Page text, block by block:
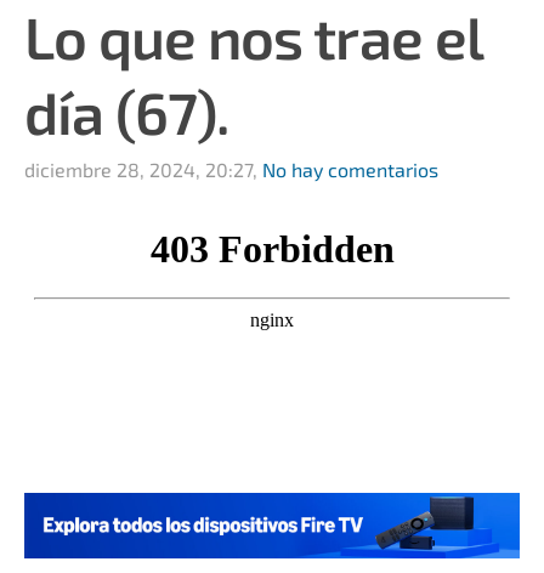
Lo que nos trae el
día (67).
diciembre 28, 2024, 20:27, No hay comentarios